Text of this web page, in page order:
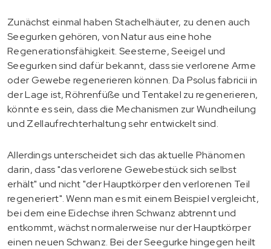
Zunächst einmal haben Stachelhäuter, zu denen auch
Seegurken gehören, von Natur aus eine hohe
Regenerationsfähigkeit. Seesterne, Seeigel und
Seegurken sind dafür bekannt, dass sie verlorene Arme
oder Gewebe regenerieren können. Da Psolus fabricii in
der Lage ist, Röhrenfüße und Tentakel zu regenerieren,
könnte es sein, dass die Mechanismen zur Wundheilung
und Zellaufrechterhaltung sehr entwickelt sind.
Allerdings unterscheidet sich das aktuelle Phänomen
darin, dass "das verlorene Gewebestück sich selbst
erhält" und nicht "der Hauptkörper den verlorenen Teil
regeneriert". Wenn man es mit einem Beispiel vergleicht,
bei dem eine Eidechse ihren Schwanz abtrennt und
entkommt, wächst normalerweise nur der Hauptkörper
einen neuen Schwanz. Bei der Seegurke hingegen heilt